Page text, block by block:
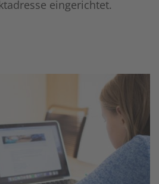
eingerichtet.